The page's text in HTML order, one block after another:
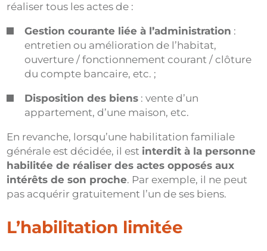
réaliser tous les actes de :
Gestion courante liée à l’administration :
entretien ou amélioration de l’habitat,
ouverture / fonctionnement courant / clôture
du compte bancaire, etc. ;
Disposition des biens : vente d’un
appartement, d’une maison, etc.
En revanche, lorsqu’une habilitation familiale
générale est décidée, il est interdit à la personne
habilitée de réaliser des actes opposés aux
intérêts de son proche. Par exemple, il ne peut
pas acquérir gratuitement l’un de ses biens.
L’habilitation limitée